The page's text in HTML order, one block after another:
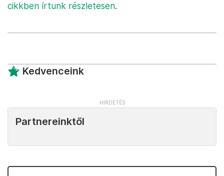
cikkben írtunk részletesen.
Kedvenceink
Partnereinktől